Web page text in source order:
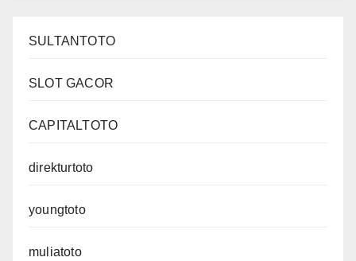
SULTANTOTO
SLOT GACOR
CAPITALTOTO
direkturtoto
youngtoto
muliatoto